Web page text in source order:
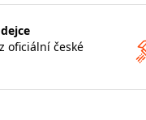
oficiální české